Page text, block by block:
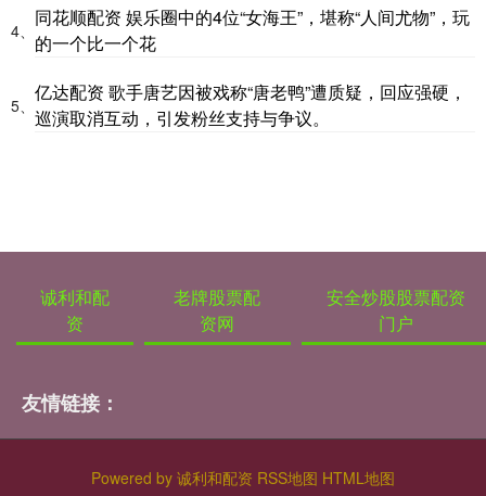
4、
同花顺配资 娱乐圈中的4位“女海王”，堪称“人间尤物”，玩
的一个比一个花
5、
亿达配资 歌手唐艺因被戏称“唐老鸭”遭质疑，回应强硬，
巡演取消互动，引发粉丝支持与争议。
诚利和配
资
老牌股票配
资网
安全炒股股票配资
门户
友情链接：
Powered by 诚利和配资 RSS地图 HTML地图